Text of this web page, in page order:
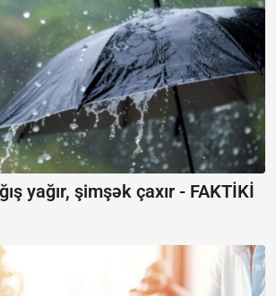
yağır, şimşək çaxır - FAKTİKİ